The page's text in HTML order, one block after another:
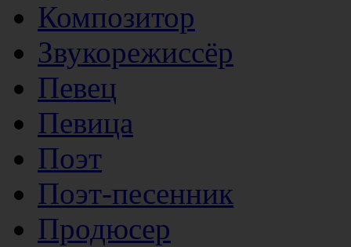
Композитор
Звукорежиссёр
Певец
Певица
Поэт
Поэт-песенник
Продюсер